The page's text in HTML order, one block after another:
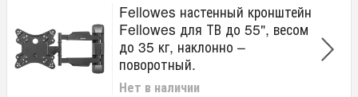
Fellowes настенный кронштейн
Fellowes для ТВ до 55", весом
до 35 кг, наклонно –
поворотный.
Нет в наличии